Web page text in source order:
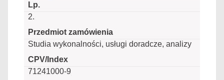
2.
Studia wykonalności, usługi doradcze, analizy
71241000-9